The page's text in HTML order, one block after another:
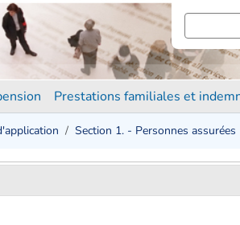
Prestations familiales et
Section 1. - Personnes assurées